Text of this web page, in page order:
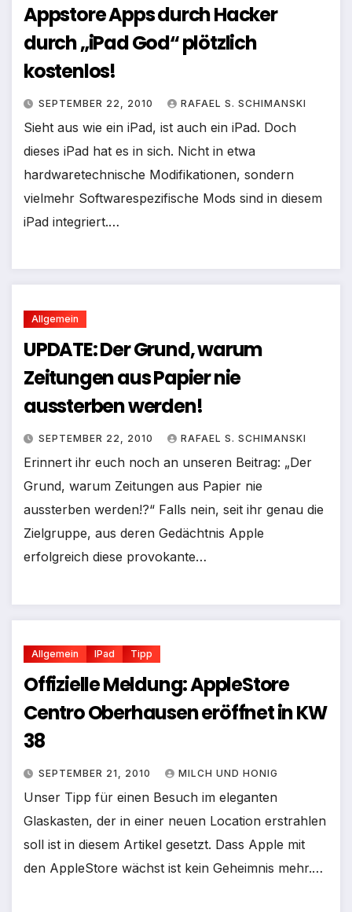
Appstore Apps durch Hacker
durch „iPad God“ plötzlich
kostenlos!
SEPTEMBER 22, 2010 RAFAEL S. SCHIMANSKI
Sieht aus wie ein iPad, ist auch ein iPad. Doch
dieses iPad hat es in sich. Nicht in etwa
hardwaretechnische Modifikationen, sondern
vielmehr Softwarespezifische Mods sind in diesem
iPad integriert.…
Allgemein
UPDATE: Der Grund, warum
Zeitungen aus Papier nie
aussterben werden!
SEPTEMBER 22, 2010 RAFAEL S. SCHIMANSKI
Erinnert ihr euch noch an unseren Beitrag: „Der
Grund, warum Zeitungen aus Papier nie
aussterben werden!?“ Falls nein, seit ihr genau die
Zielgruppe, aus deren Gedächtnis Apple
erfolgreich diese provokante…
Allgemein IPad Tipp
Offizielle Meldung: AppleStore
Centro Oberhausen eröffnet in KW
38
SEPTEMBER 21, 2010 MILCH UND HONIG
Unser Tipp für einen Besuch im eleganten
Glaskasten, der in einer neuen Location erstrahlen
soll ist in diesem Artikel gesetzt. Dass Apple mit
den AppleStore wächst ist kein Geheimnis mehr.…